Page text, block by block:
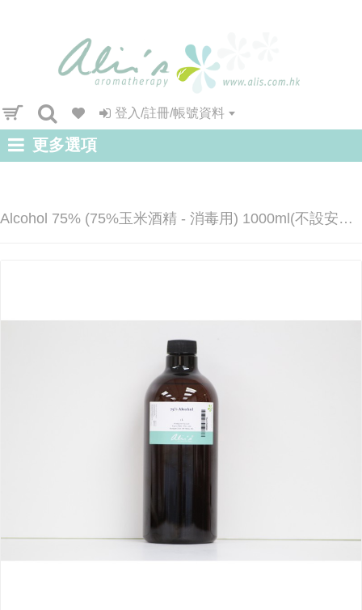
登入/註冊/帳號資料
更多選項
Alcohol 75% (75%玉米酒精 - 消毒用) 1000ml(不設安排送貨)